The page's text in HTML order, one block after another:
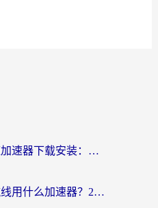
海外崩坏：星穹铁道加速器下载安装：一份给游子的终极网络指南
境外玩航海王热血航线用什么加速器？2026海外玩家实测最优方案（附欧洲问道堡垒前线加速技巧）